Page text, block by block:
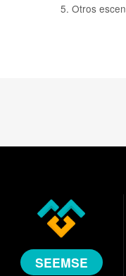
5. Otros
SEEMSE